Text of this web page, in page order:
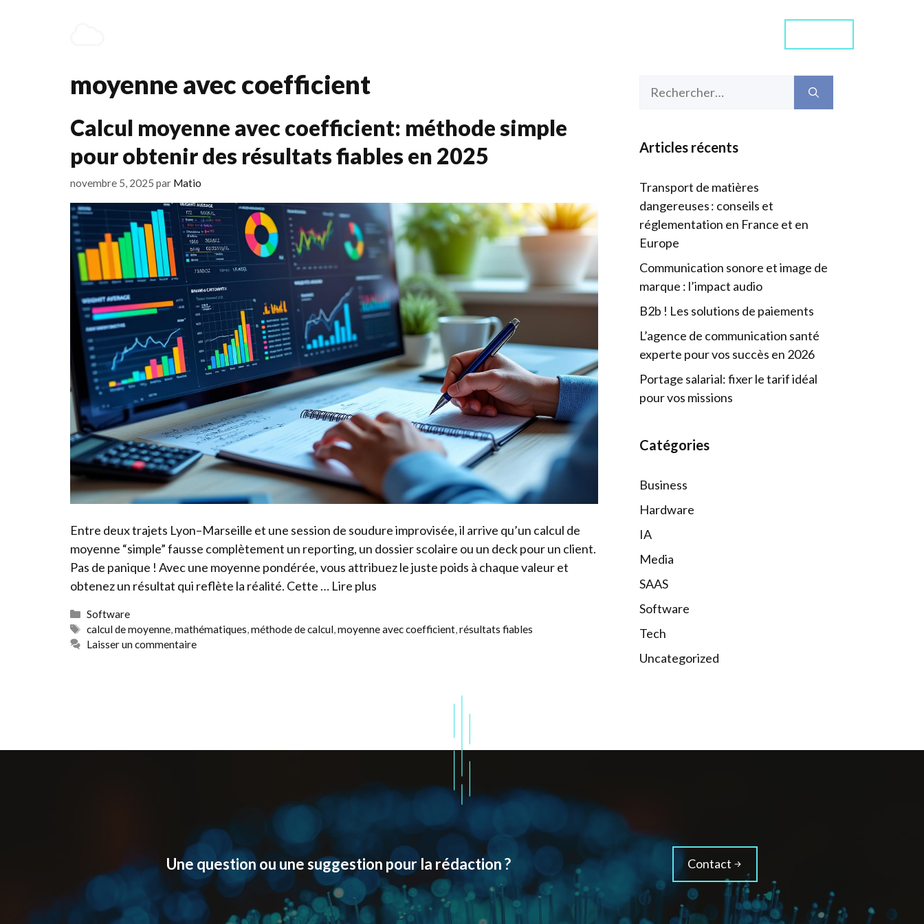
moyenne avec coefficient
Calcul moyenne avec coefficient: méthode simple
pour obtenir des résultats fiables en 2025
novembre 5, 2025 par Matio
Entre deux trajets Lyon–Marseille et une session de soudure improvisée, il arrive qu’un calcul de
moyenne “simple” fausse complètement un reporting, un dossier scolaire ou un deck pour un client.
Pas de panique ! Avec une moyenne pondérée, vous attribuez le juste poids à chaque valeur et
obtenez un résultat qui reflète la réalité. Cette … Lire plus
Catégories
Software
Étiquettes
calcul de moyenne,mathématiques,méthode de calcul,moyenne avec coefficient,résultats fiables
Laisser un commentaire
Articles récents
Transport de matières
dangereuses : conseils et
réglementation en France et en
Europe
Communication sonore et image de
marque : l’impact audio
B2b ! Les solutions de paiements
L’agence de communication santé
experte pour vos succès en 2026
Portage salarial: fixer le tarif idéal
pour vos missions
Catégories
Business
Hardware
IA
Media
SAAS
Software
Tech
Uncategorized
Une question ou une suggestion pour la rédaction ? Contact